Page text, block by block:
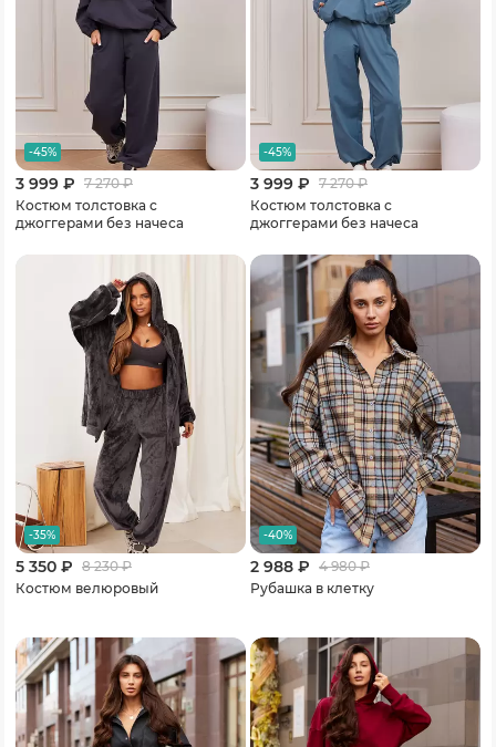
-45%
3 999 ₽ 7 270₽
Костюм толстовка с
джоггерами без начеса
-45%
3 999 ₽ 7 270₽
Костюм толстовка с
джоггерами без начеса
-35%
5 350 ₽ 8 230₽
Костюм велюровый
-40%
2 988 ₽ 4 980₽
Рубашка в клетку